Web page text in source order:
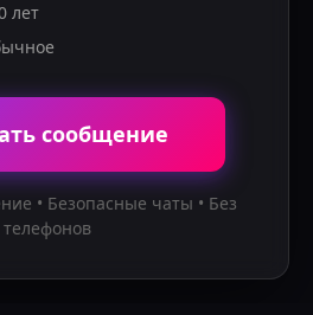
лет
сообщение
• Безопасные чаты • Без
телефонов